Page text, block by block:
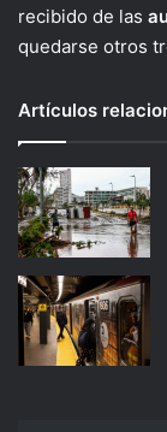
recibido de las
quedarse otros
Artículos